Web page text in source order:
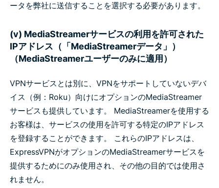
ータを弊社に送信することを選択する必要があります。
(v) MediaStreamerサービスの利用を許可された
IPアドレス（「MediaStreamerデータ」）
（MediaStreamerユーザーのみに適用）
VPNサービスとは別に、VPNをサポートしていないデバ
イス（例：Roku）向けにオプションのMediaStreamer
サービスも提供しています。 MediaStreamerを使用する
お客様は、サービスの使用を許可する特定のIPアドレス
を登録することができます。 これらのIPアドレスは、
ExpressVPNがオプションのMediaStreamerサービスを
提供するためにのみ使用され、その他の目的では使用さ
れません。